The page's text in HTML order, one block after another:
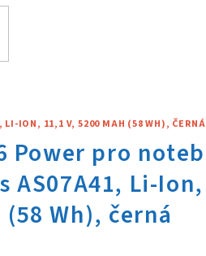
LI-ION, 11,1 V, 5200 MAH (58 WH), ČERNÁ